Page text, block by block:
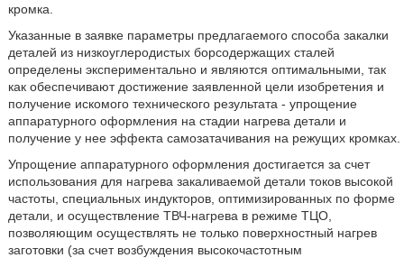
кромка.
Указанные в заявке параметры предлагаемого способа закалки
деталей из низкоуглеродистых борсодержащих сталей
определены экспериментально и являются оптимальными, так
как обеспечивают достижение заявленной цели изобретения и
получение искомого технического результата - упрощение
аппаратурного оформления на стадии нагрева детали и
получение у нее эффекта самозатачивания на режущих кромках.
Упрощение аппаратурного оформления достигается за счет
использования для нагрева закаливаемой детали токов высокой
частоты, специальных индукторов, оптимизированных по форме
детали, и осуществление ТВЧ-нагрева в режиме ТЦО,
позволяющим осуществлять не только поверхностный нагрев
заготовки (за счет возбуждения высокочастотным